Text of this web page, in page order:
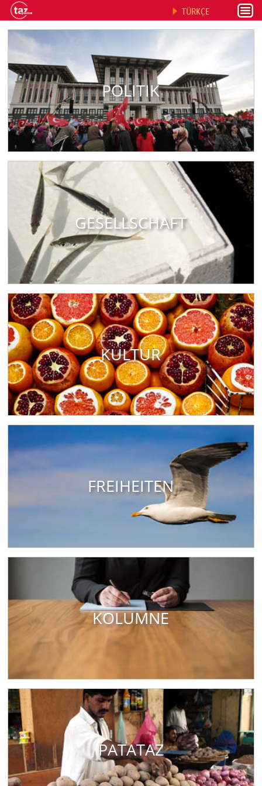
TÜRKÇE
POLITIK
GESELLSCHAFT
KULTUR
FREIHEITEN
KOLUMNE
PATATAZ